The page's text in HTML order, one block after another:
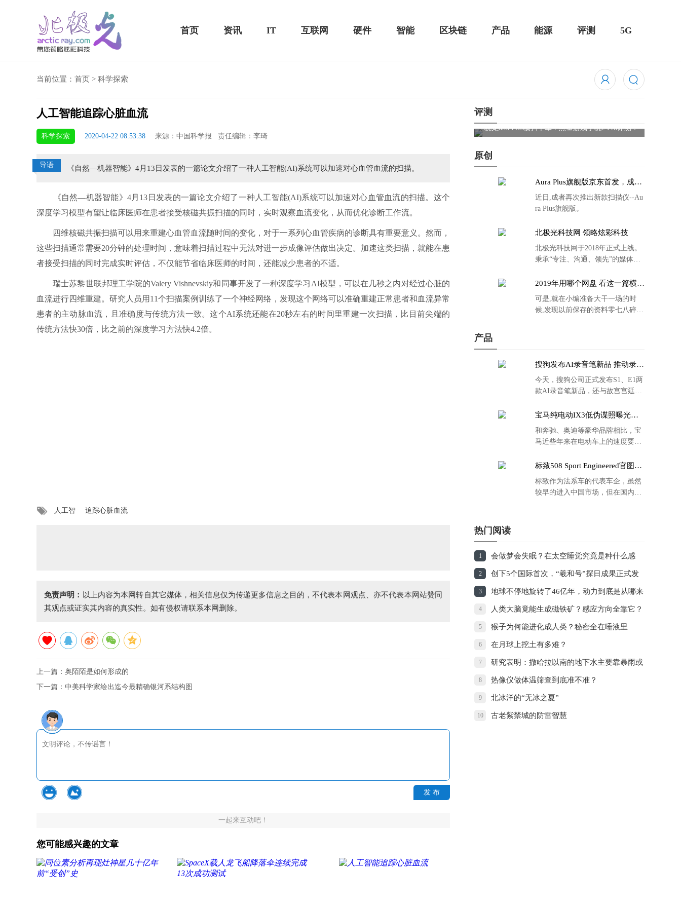
首页 资讯 IT 互联网 硬件 智能 区块链 产品 能源 评测 5G
当前位置： 首页 > 科学探索
人工智能追踪心脏血流
科学探索 2020-04-22 08:53:38 来源：中国科学报 责任编辑：李琦
导语 《自然—机器智能》4月13日发表的一篇论文介绍了一种人工智能(AI)系统可以加速对心血管血流的扫描。
《自然—机器智能》4月13日发表的一篇论文介绍了一种人工智能(AI)系统可以加速对心血管血流的扫描。这个
深度学习模型有望让临床医师在患者接受核磁共振扫描的同时，实时观察血流变化，从而优化诊断工作流。
四维核磁共振扫描可以用来重建心血管血流随时间的变化，对于一系列心血管疾病的诊断具有重要意义。然而，
这些扫描通常需要20分钟的处理时间，意味着扫描过程中无法对进一步成像评估做出决定。加速这类扫描，就能在患
者接受扫描的同时完成实时评估，不仅能节省临床医师的时间，还能减少患者的不适。
瑞士苏黎世联邦理工学院的Valery Vishnevskiy和同事开发了一种深度学习AI模型，可以在几秒之内对经过心脏的
血流进行四维重建。研究人员用11个扫描案例训练了一个神经网络，发现这个网络可以准确重建正常患者和血流异常
患者的主动脉血流，且准确度与传统方法一致。这个AI系统还能在20秒左右的时间里重建一次扫描，比目前尖端的
传统方法快30倍，比之前的深度学习方法快4.2倍。
人工智 追踪心脏血流
免责声明： 以上内容为本网转自其它媒体，相关信息仅为传递更多信息之目的，不代表本网观点、亦不代表本网站赞同
其观点或证实其内容的真实性。如有侵权请联系本网删除。
上一篇： 奥陌陌是如何形成的
下一篇： 中美科学家绘出迄今最精确银河系结构图
发 布
一起来互动吧！
您可能感兴趣的文章
评测
横扫千军！黑鲨游戏手机2 Pro评测： 骁龙855 Plus横扫千军！黑鲨游戏手机2 Pro评测：
原创
Aura Plus旗舰版京东首发，成者
近日,成者再次推出新款扫描仪--Au
ra Plus旗舰版。
北极光科技网 领略炫彩科技
北极光科技网于2018年正式上线。
秉承“专注、沟通、领先”的媒体理
2019年用哪个网盘 看这一篇横评
可是,就在小编准备大干一场的时
候,发现以前保存的资料零七八碎,
产品
搜狗发布AI录音笔新品 推动录音
今天，搜狗公司正式发布S1、E1两
款AI录音笔新品，还与故宫宫廷文
的故宫宫廷联名款。
宝马纯电动IX3低伪谍照曝光：
和奔驰、奥迪等豪华品牌相比，宝
马近些年来在电动车上的速度要慢
标致508 Sport Engineered官图发
标致作为法系车的代表车企，虽然
较早的进入中国市场，但在国内的
热门阅读
1 会做梦会失眠？在太空睡觉究竟是种什么感
觉？
2 创下5个国际首次，“羲和号”探日成果正式发
布
3 地球不停地旋转了46亿年，动力到底是从哪来
的？
4 人类大脑竟能生成磁铁矿？感应方向全靠它？
5 猴子为何能进化成人类？秘密全在唾液里
6 在月球上挖土有多难？
7 研究表明：撒哈拉以南的地下水主要靠暴雨或
洪水补充
8 热像仪做体温筛查到底准不准？
9 北冰洋的“无冰之夏”
10 古老紫禁城的防雷智慧